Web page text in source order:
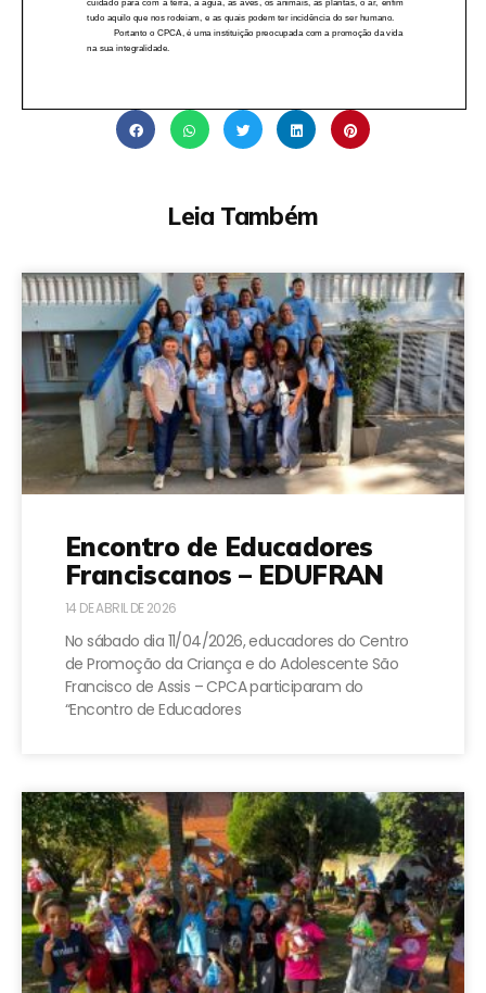
Leia Também
Encontro de Educadores
Franciscanos – EDUFRAN
14 DE ABRIL DE 2026
No sábado dia 11/04/2026, educadores do Centro
de Promoção da Criança e do Adolescente São
Francisco de Assis – CPCA participaram do
“Encontro de Educadores